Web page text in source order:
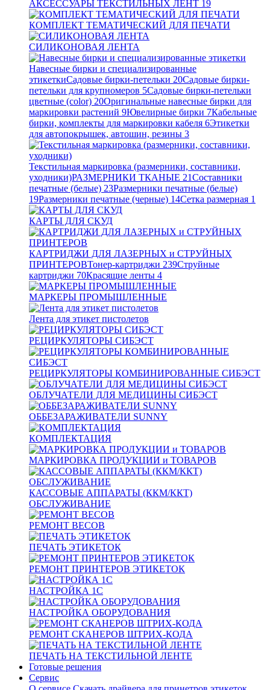
АКСЕССУАРЫ ТЕКСТИЛЬНЫХ ЛЕНТ 19
КОМПЛЕКТ ТЕМАТИЧЕСКИЙ ДЛЯ ПЕЧАТИ
СИЛИКОНОВАЯ ЛЕНТА
Навесные бирки и специализированные
этикеткиСадовые бирки-петельки 20Садовые бирки-
петельки для крупномеров 5Садовые бирки-петельки
цветные (color) 20Оригинальные навесные бирки для
маркировки растений 9Ювелирные бирки 7Кабельные
бирки, комплекты для маркировки кабеля 6Этикетки
для автопокрышек, автошин, резины 3
Текстильная маркировка (размерники, составники,
уходники)РАЗМЕРНИКИ ТКАНЫЕ 21Составники
печатные (белые) 23Размерники печатные (белые)
19Размерники печатные (черные) 14Сетка размерная 1
КАРТЫ ДЛЯ СКУД
КАРТРИДЖИ ДЛЯ ЛАЗЕРНЫХ и СТРУЙНЫХ
ПРИНТЕРОВТонер-картриджи 239Струйные
картриджи 70Красящие ленты 4
МАРКЕРЫ ПРОМЫШЛЕННЫЕ
Лента для этикет пистолетов
РЕЦИРКУЛЯТОРЫ СИБЭСТ
РЕЦИРКУЛЯТОРЫ КОМБИНИРОВАННЫЕ СИБЭСТ
ОБЛУЧАТЕЛИ ДЛЯ МЕДИЦИНЫ СИБЭСТ
ОББЕЗАРАЖИВАТЕЛИ SUNNY
КОМПЛЕКТАЦИЯ
МАРКИРОВКА ПРОДУКЦИИ и ТОВАРОВ
КАССОВЫЕ АППАРАТЫ (ККМ/ККТ)
ОБСЛУЖИВАНИЕ
РЕМОНТ ВЕСОВ
ПЕЧАТЬ ЭТИКЕТОК
РЕМОНТ ПРИНТЕРОВ ЭТИКЕТОК
НАСТРОЙКА 1С
НАСТРОЙКА ОБОРУДОВАНИЯ
РЕМОНТ СКАНЕРОВ ШТРИХ-КОДА
ПЕЧАТЬ НА ТЕКСТИЛЬНОЙ ЛЕНТЕ
Готовые решения
Сервис